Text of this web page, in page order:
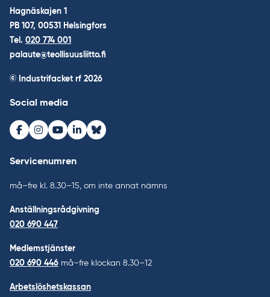
Hagnäskajen 1
PB 107, 00531 Helsingfors
Tel. 020 774 001
palaute@teollisuusliitto.fi
© Industrifacket rf 2026
Social media
Facebook
Instagram
Youtube
LinkedInBluesky
Servicenumren
må–fre kl. 8.30–15, om inte annat nämns
Anställningsrådgivning
020 690 447
Medlemstjänster
020 690 446 må–fre klockan 8.30–12
Arbetslöshetskassan